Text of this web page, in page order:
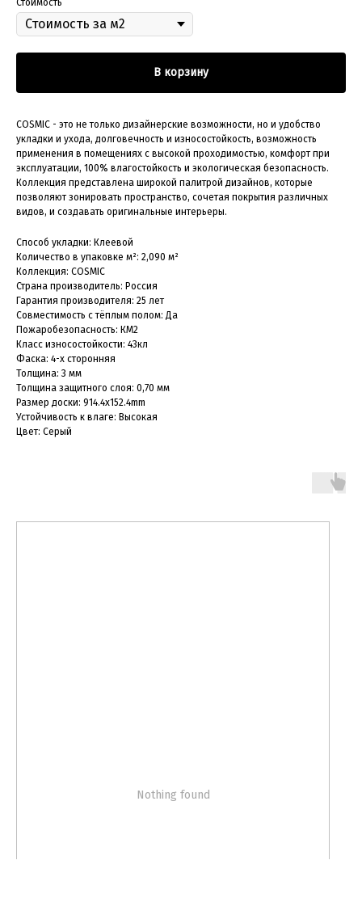
Стоимость
В корзину
COSMIC - это не только дизайнерские возможности, но и удобство
укладки и ухода, долговечность и износостойкость, возможность
применения в помещениях с высокой проходимостью, комфорт при
эксплуатации, 100% влагостойкость и экологическая безопасность.
Коллекция представлена широкой палитрой дизайнов, которые
позволяют зонировать пространство, сочетая покрытия различных
видов, и создавать оригинальные интерьеры.
Способ укладки: Клеевой
Количество в упаковке м²: 2,090 м²
Коллекция: COSMIC
Страна производитель: Россия
Гарантия производителя: 25 лет
Совместимость с тёплым полом: Да
Пожаробезопасность: КМ2
Класс износостойкости: 43кл
Фаска: 4-х сторонняя
Толщина: 3 мм
Толщина защитного слоя: 0,70 мм
Размер доски: 914.4x152.4mm
Устойчивость к влаге: Высокая
Цвет: Серый
Nothing found